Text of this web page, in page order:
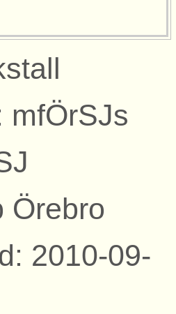
mfÖrSJs
Örebro
2010-09-